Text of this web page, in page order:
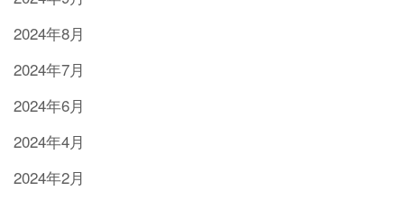
2024年8月
2024年7月
2024年6月
2024年4月
2024年2月